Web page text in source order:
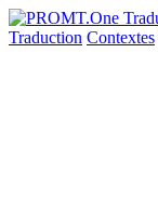
Traduction Contextes